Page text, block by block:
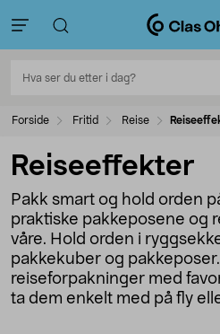
Forside Fritid Reise
Reiseeffekter
Pakk smart og hold orden
praktiske pakkeposene og
våre. Hold orden i
pakkekuber og
reiseforpakninger med
ta dem enkelt med på fly